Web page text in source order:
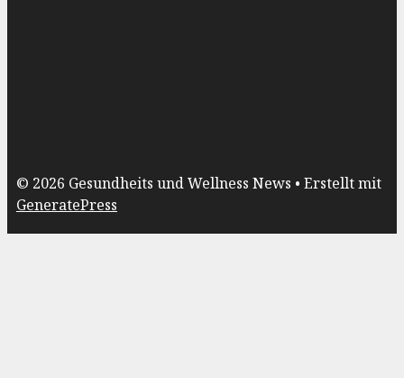
© 2026 Gesundheits und Wellness News • Erstellt mit
GeneratePress